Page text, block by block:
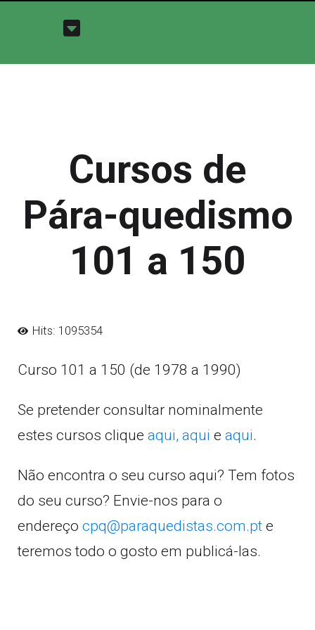
Cursos de
Pára-quedismo
101 a 150
Hits: 1095354
Curso 101 a 150 (de 1978 a 1990)
Se pretender consultar nominalmente
estes cursos clique aqui, aqui e aqui.
Não encontra o seu curso aqui? Tem fotos
do seu curso? Envie-nos para o
endereço cpq@paraquedistas.com.pt e
teremos todo o gosto em publicá-las.